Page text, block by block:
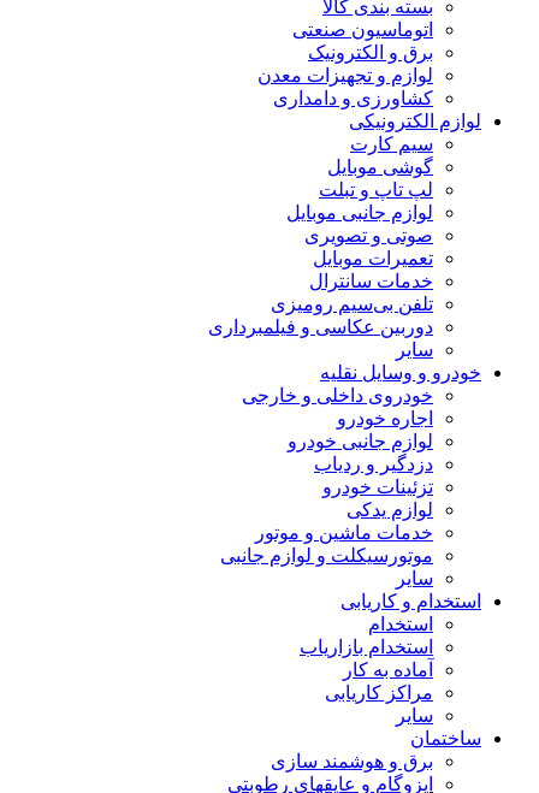
بسته بندی کالا
اتوماسیون صنعتی
برق و الکترونیک
لوازم و تجهیزات معدن
کشاورزی و دامداری
لوازم الکترونیکی
سیم کارت
گوشی موبایل
لپ تاپ و تبلت
لوازم جانبی موبایل
صوتی و تصویری
تعمیرات موبایل
خدمات سانترال
تلفن بی‌سیم رومیزی
دوربین عکاسی و فیلمبرداری
سایر
خودرو و وسایل نقلیه
خودروی داخلی و خارجی
اجاره خودرو
لوازم جانبی خودرو
دزدگیر و ردیاب
تزئینات خودرو
لوازم یدکی
خدمات ماشین و موتور
موتورسیکلت و لوازم جانبی
سایر
استخدام و کاریابی
استخدام
استخدام بازاریاب
آماده به کار
مراکز کاریابی
سایر
ساختمان
برق و هوشمند سازی
ایزوگام و عایقهای رطوبتی